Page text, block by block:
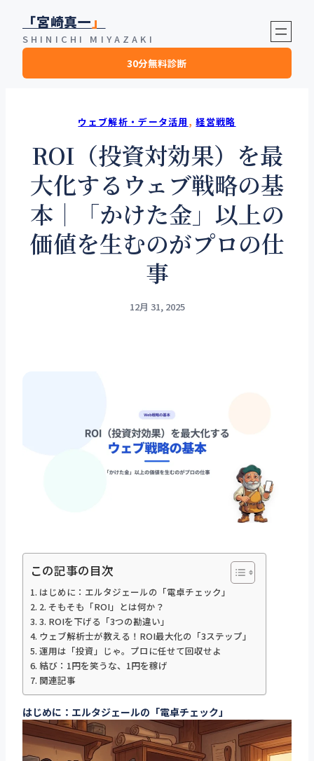
「宮崎真一 」
SHINICHI MIYAZAKI
30分無料診断
ウェブ解析・データ活用 , 経営戦略
ROI（投資対効果）を最
大化するウェブ戦略の基
本｜「かけた金」以上の
価値を生むのがプロの仕
事
12月 31, 2025
この記事の目次
はじめに：エルタジェールの「電卓チェック」
2. そもそも「ROI」とは何か？
3. ROIを下げる「3つの勘違い」
ウェブ解析士が教える！ROI最大化の「3ステップ」
運用は「投資」じゃ。プロに任せて回収せよ
結び：1円を笑うな、1円を稼げ
関連記事
はじめに：エルタジェールの「電卓チェック」